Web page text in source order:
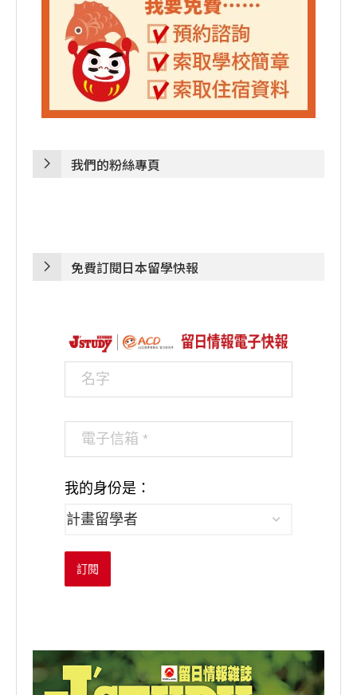
我們的粉絲專頁
免費訂閱日本留學快報
我的身份是：
訂閱